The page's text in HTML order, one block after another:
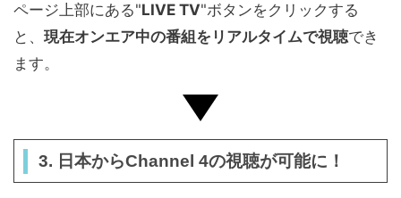
ページ上部にある"LIVE TV"ボタンをクリックする
と、 現在オンエア中の番組をリアルタイムで視聴でき
ます。
3. 日本からChannel 4の視聴が可能に！